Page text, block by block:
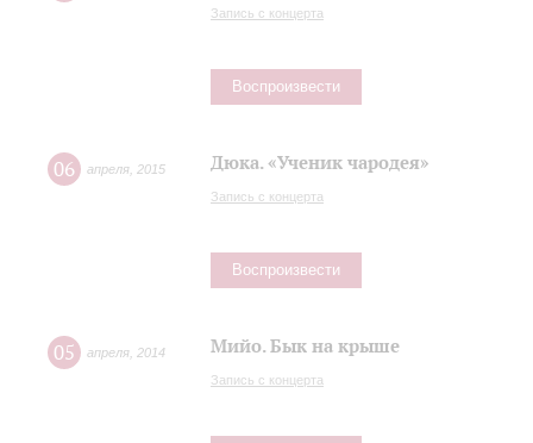
Запись с концерта
Воспроизвести
06 апреля 2015 Дюка. «Ученик чародея»
Запись с концерта
Воспроизвести
05 апреля 2014 Мийо. Бык на крыше
Запись с концерта